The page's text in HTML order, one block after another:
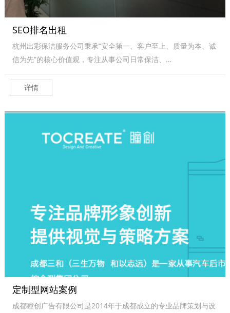
SEO排名出租
杭州出彩保洁服务公司秉承“安全第一、客户至上、质量为本、诚
信为先”的核心价值观，专注从事公司日常保洁、…
详情
定制型网站案例
成都瞳创广告有限公司是2014年于成都成立的专业品牌策划与设